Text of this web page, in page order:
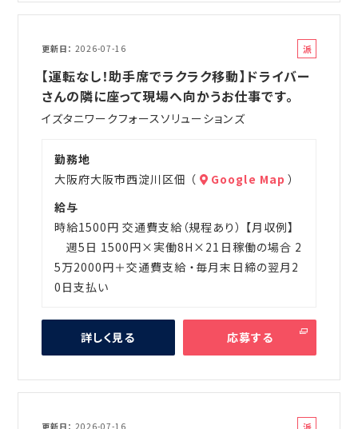
更新日 2026-07-16
派
【運転なし！助手席でラクラク移動】ドライバー
さんの隣に座って現場へ向かうお仕事です。
イズタニワークフォースソリューションズ
勤務地
大阪府大阪市西淀川区佃 （
Google Map ）
給与
時給1500円 交通費支給（規程あり） 【月収例】
週5日 1500円×実働8H×21日稼働の場合 2
5万2000円＋交通費支給 ・毎月末日締の翌月2
0日支払い
詳しく見る 応募する
更新日 2026-07-16
派